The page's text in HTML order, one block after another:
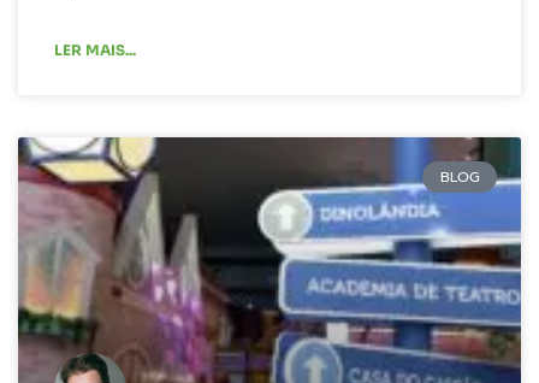
LER MAIS...
BLOG